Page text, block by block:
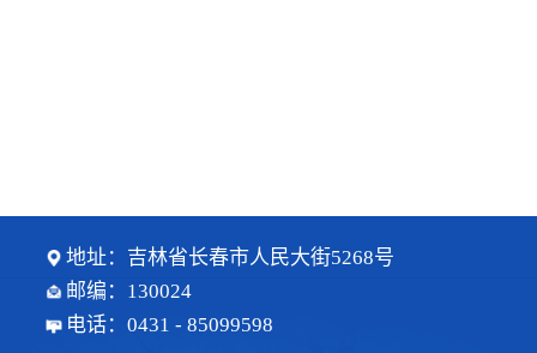
地址：吉林省长春市人民大街5268号
邮编：130024
电话：0431 - 85099598